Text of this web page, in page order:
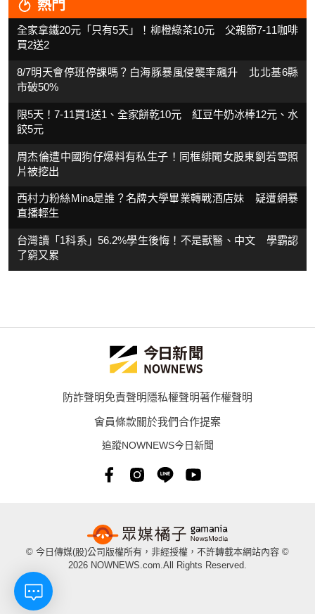
全家拿鐵20元「只有5天」！柳橙綠茶10元 父親節7-11咖啡
買2送2
8/7明天會停班停課嗎？白海豚暴風侵襲率飆升 北北基6縣
市破50%
限5天！7-11買1送1、全家餅乾10元 紅豆牛奶冰棒12元、水
餃5元
周杰倫遭中國狗仔爆料有私生子！同框緋聞女股東劉若雪照
片被挖出
西村力粉絲Mina是誰？名牌大學畢業轉戰酒店妹 疑遭網暴
直播輕生
台灣讀「1科系」56.2%學生後悔！不是獸醫、中文 學霸認
了窮又累
防詐聲明免責聲明隱私權聲明著作權聲明
會員條款關於我們合作提案
追蹤NOWNEWS今日新聞
© 今日傳媒(股)公司版權所有，非經授權，不許轉載本網站內容 ©
2026 NOWNEWS.com.All Rights Reserved.